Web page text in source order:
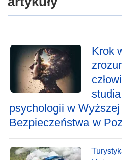
Krok
psychologii w
Bezpieczeństwa w